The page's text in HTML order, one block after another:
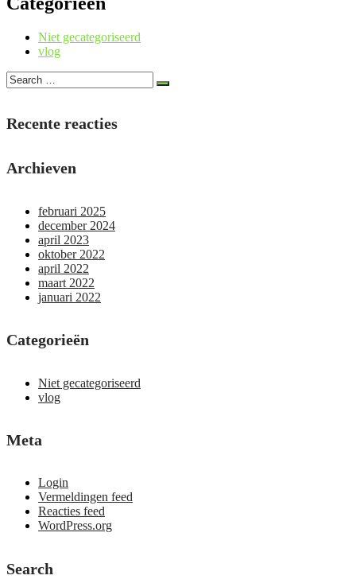
Niet gecategoriseerd
vlog
Recente reacties
Archieven
februari 2025
december 2024
april 2023
oktober 2022
april 2022
maart 2022
januari 2022
Categorieën
Niet gecategoriseerd
vlog
Meta
Login
Vermeldingen feed
Reacties feed
WordPress.org
Search